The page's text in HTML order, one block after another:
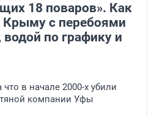
18 поваров». Как
Крыму с перебоями
водой по графику и
в начале 2000-х убили
компании Уфы